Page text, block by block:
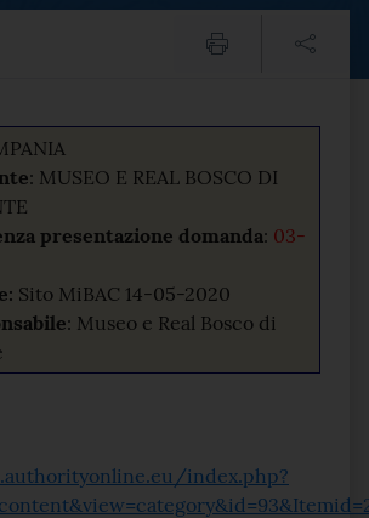
negoziata
comunicato
: MUSEO E REAL BOSCO DI
presentazione domanda: 03-
Sito MiBAC 14-05-2020
: Museo e Real Bosco di
index.php?